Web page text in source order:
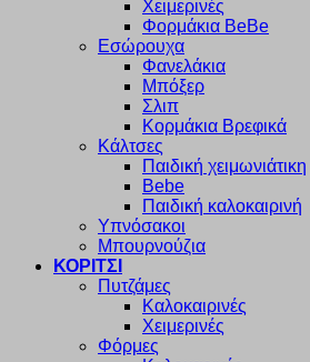
Χειμερινές
Φορμάκια BeBe
Εσώρουχα
Φανελάκια
Μπόξερ
Σλιπ
Κορμάκια Βρεφικά
Κάλτσες
Παιδική χειμωνιάτικη
Bebe
Παιδική καλοκαιρινή
Υπνόσακοι
Μπουρνούζια
ΚΟΡΙΤΣΙ
Πυτζάμες
Καλοκαιρινές
Χειμερινές
Φόρμες